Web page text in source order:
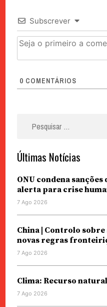
Subscrever
0 COMENTÁRIOS
Últimas Notícias
ONU condena sanções
alerta para crise
7 Ago 2026
China | Controlo
novas regras
7 Ago 2026
Clima: Recurso
7 Ago 2026